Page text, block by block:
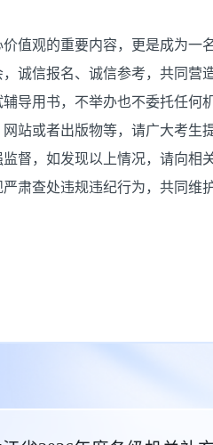
值观的重要内容，更是成为一
诚信报名、诚信参考，共同营
导用书，不举办也不委托任何
站或者出版物等，请广大考生
督，如发现以上情况，请向相
肃查处违规违纪行为，共同维